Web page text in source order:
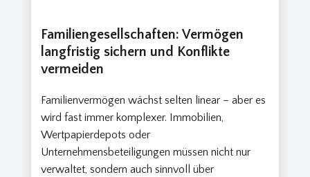
Familiengesellschaften: Vermögen
langfristig sichern und Konflikte
vermeiden
Familienvermögen wächst selten linear – aber es
wird fast immer komplexer. Immobilien,
Wertpapierdepots oder
Unternehmensbeteiligungen müssen nicht nur
verwaltet, sondern auch sinnvoll über